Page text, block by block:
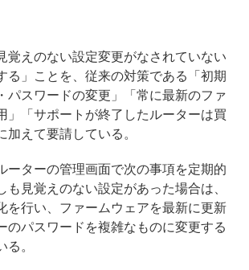
えのない設定変更がなされていない
る」ことを、従来の対策である「初期
パスワードの変更」「常に最新のファ
」「サポートが終了したルーターは買
加えて要請している。
ターの管理画面で次の事項を定期的
も見覚えのない設定があった場合は、
を行い、ファームウェアを最新に更新
のパスワードを複雑なものに変更する
る。